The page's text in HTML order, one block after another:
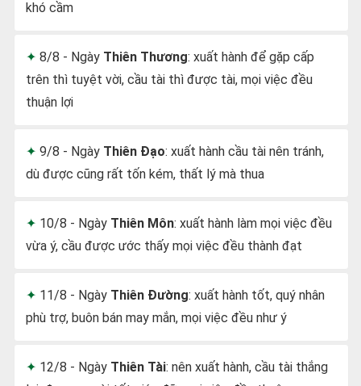
khó cầm
8/8 - Ngày Thiên Thương: xuất hành để gặp cấp
trên thì tuyệt vời, cầu tài thì được tài, mọi việc đều
thuận lợi
9/8 - Ngày Thiên Đạo: xuất hành cầu tài nên tránh,
dù được cũng rất tốn kém, thất lý mà thua
10/8 - Ngày Thiên Môn: xuất hành làm mọi việc đều
vừa ý, cầu được ước thấy mọi việc đều thành đạt
11/8 - Ngày Thiên Đường: xuất hành tốt, quý nhân
phù trợ, buôn bán may mắn, mọi việc đều như ý
12/8 - Ngày Thiên Tài: nên xuất hành, cầu tài thắng